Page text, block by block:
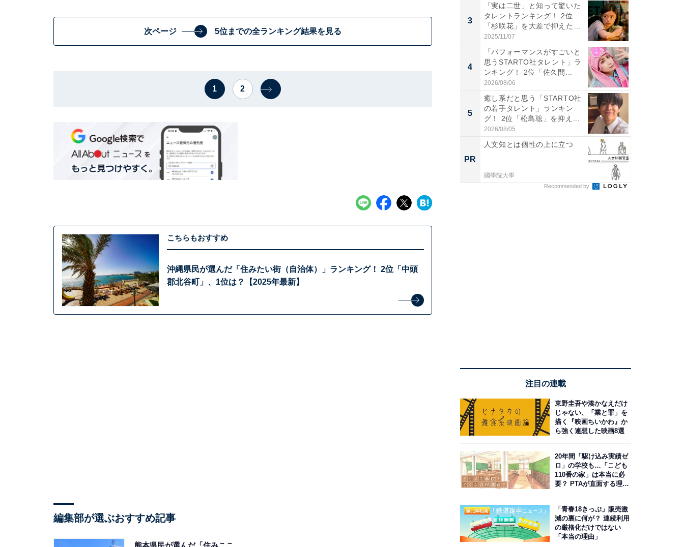
次ページ 5位までの全ランキング結果を見る
1 2
こちらもおすすめ
沖縄県民が選んだ「住みたい街（自治体）」ランキング！ 2位「中頭
郡北谷町」、1位は？【2025年最新】
編集部が選ぶおすすめ記事
熊本県民が選んだ「住みここ
3
「実は二世」と知って驚いた
タレントランキング！ 2位
「杉咲花」を大差で抑えた1
位...
2025/11/07
4
「パフォーマンスがすごいと
思うSTARTO社タレント」ラ
ンキング！ 2位「佐久間...
2026/08/06
5
癒し系だと思う「STARTO社
の若手タレント」ランキン
グ！ 2位「松島聡」を抑え...
2026/08/05
PR
人文知とは個性の上に立つ
國學院大學
Recommended by
注目の連載
東野圭吾や湊かなえだけ
じゃない、「業と罪」を
描く『映画ちいかわ』か
ら強く連想した映画8選
20年間「駆け込み実績ゼ
ロ」の学校も…「こども
110番の家」は本当に必
要？ PTAが直面する理想
「青春18きっぷ」販売激
減の裏に何が？ 連続利用
の厳格化だけではない
「本当の理由」